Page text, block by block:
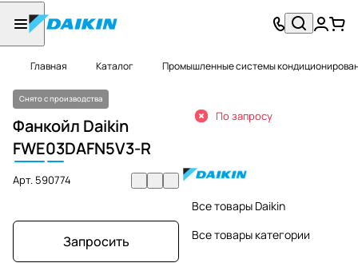
Главная Каталог Промышленные системы
Снято с производства
Фанкойл Daikin
FWE03DAFN5V3-R
Арт. 590774
Запросить
По запросу
Все товары Daikin
Все товары категории